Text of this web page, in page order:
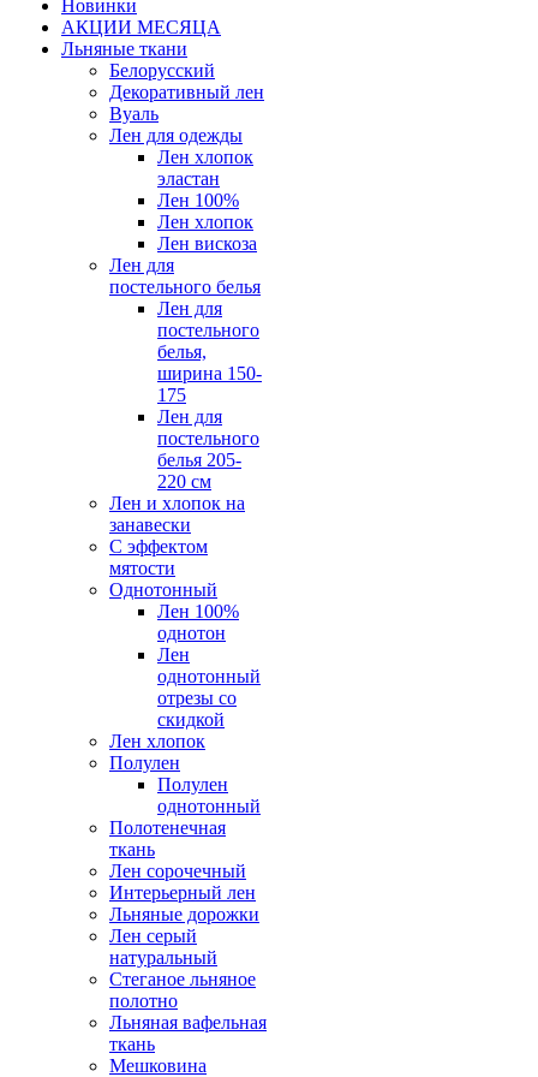
Новинки
АКЦИИ МЕСЯЦА
Льняные ткани
Белорусский
Декоративный лен
Вуаль
Лен для одежды
Лен хлопок
эластан
Лен 100%
Лен хлопок
Лен вискоза
Лен для
постельного белья
Лен для
постельного
белья,
ширина 150-
175
Лен для
постельного
белья 205-
220 см
Лен и хлопок на
занавески
С эффектом
мятости
Однотонный
Лен 100%
однотон
Лен
однотонный
отрезы со
скидкой
Лен хлопок
Полулен
Полулен
однотонный
Полотенечная
ткань
Лен сорочечный
Интерьерный лен
Льняные дорожки
Лен серый
натуральный
Стеганое льняное
полотно
Льняная вафельная
ткань
Мешковина